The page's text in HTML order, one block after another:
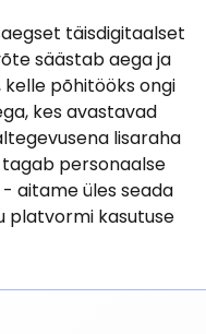
täisdigitaalset
säästab aega ja
põhitööks ongi
kes avastavad
lisaraha
tagab personaalse
aitame üles seada
platvormi kasutuse